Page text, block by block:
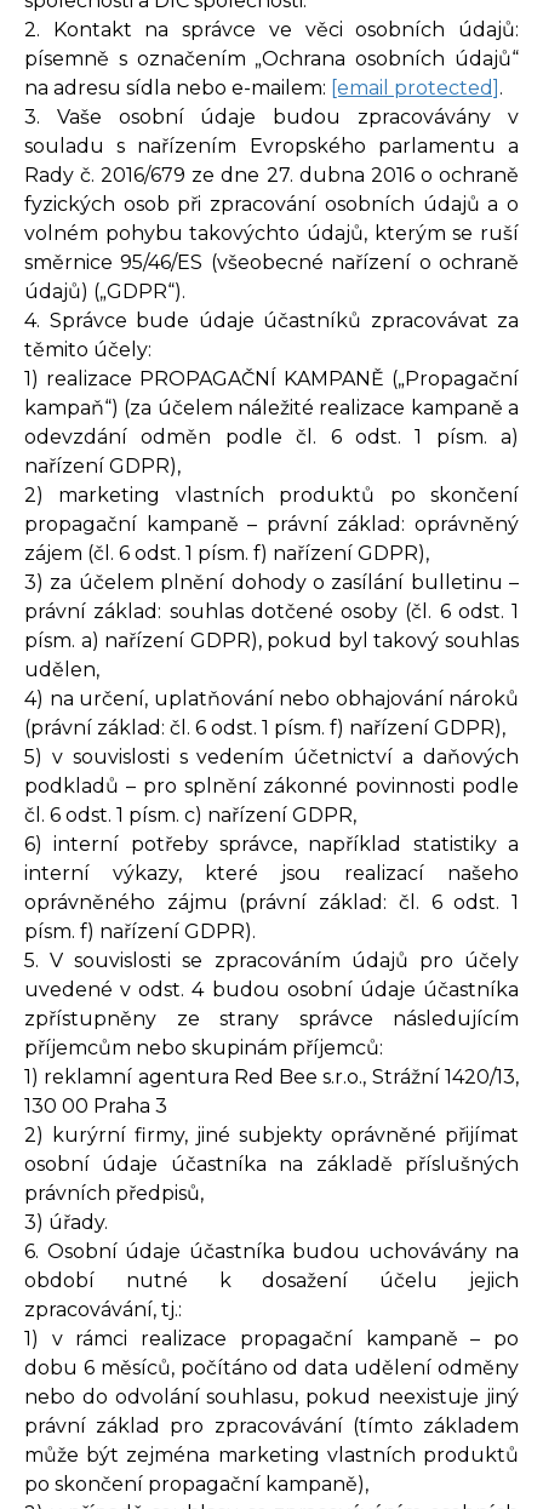
2. Kontakt na správce ve věci osobních údajů:
písemně s označením „Ochrana osobních údajů“
na adresu sídla nebo e-mailem: [email protected] .
3. Vaše osobní údaje budou zpracovávány v
souladu s nařízením Evropského parlamentu a
Rady č. 2016/679 ze dne 27. dubna 2016 o ochraně
fyzických osob při zpracování osobních údajů a o
volném pohybu takovýchto údajů, kterým se ruší
směrnice 95/46/ES (všeobecné nařízení o ochraně
údajů) („GDPR“).
4. Správce bude údaje účastníků zpracovávat za
těmito účely:
1) realizace PROPAGAČNÍ KAMPANĚ („Propagační
kampaň“) (za účelem náležité realizace kampaně a
odevzdání odměn podle čl. 6 odst. 1 písm. a)
nařízení GDPR),
2) marketing vlastních produktů po skončení
propagační kampaně – právní základ: oprávněný
zájem (čl. 6 odst. 1 písm. f) nařízení GDPR),
3) za účelem plnění dohody o zasílání bulletinu –
právní základ: souhlas dotčené osoby (čl. 6 odst. 1
písm. a) nařízení GDPR), pokud byl takový souhlas
udělen,
4) na určení, uplatňování nebo obhajování nároků
(právní základ: čl. 6 odst. 1 písm. f) nařízení GDPR),
5) v souvislosti s vedením účetnictví a daňových
podkladů – pro splnění zákonné povinnosti podle
čl. 6 odst. 1 písm. c) nařízení GDPR,
6) interní potřeby správce, například statistiky a
interní výkazy, které jsou realizací našeho
oprávněného zájmu (právní základ: čl. 6 odst. 1
písm. f) nařízení GDPR).
5. V souvislosti se zpracováním údajů pro účely
uvedené v odst. 4 budou osobní údaje účastníka
zpřístupněny ze strany správce následujícím
příjemcům nebo skupinám příjemců:
1) reklamní agentura Red Bee s.r.o., Strážní 1420/13,
130 00 Praha 3
2) kurýrní firmy, jiné subjekty oprávněné přijímat
osobní údaje účastníka na základě příslušných
právních předpisů,
3) úřady.
6. Osobní údaje účastníka budou uchovávány na
období nutné k dosažení účelu jejich
zpracovávání, tj.:
1) v rámci realizace propagační kampaně – po
dobu 6 měsíců, počítáno od data udělení odměny
nebo do odvolání souhlasu, pokud neexistuje jiný
právní základ pro zpracovávání (tímto základem
může být zejména marketing vlastních produktů
po skončení propagační kampaně),